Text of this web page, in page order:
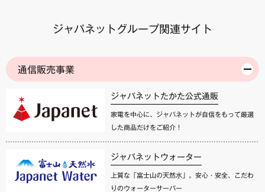
ジャパネットグループ関連サイト
通信販売事業
ジャパネットたかた公式通販
家電を中心に、ジャパネットが自信をもって厳選
した商品だけをご紹介！
ジャパネットウォーター
上質な「富士山の天然水」。安心・安全、こだわ
りのウォーターサーバー